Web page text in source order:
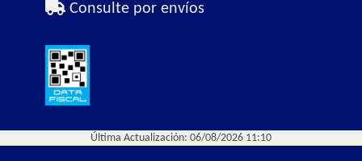
Consulte por envíos
Última Actualización: 06/08/2026 11:10